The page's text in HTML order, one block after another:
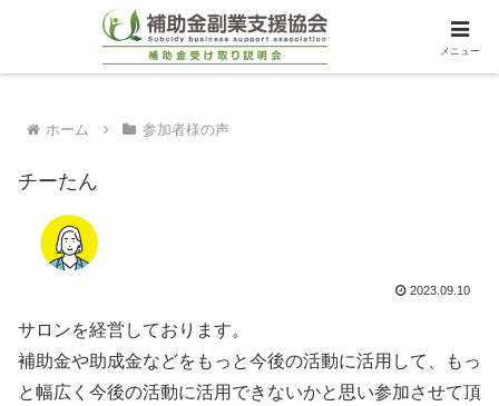
ホーム 参加者様の声
チーたん
2023.09.10
サロンを経営しております。
補助金や助成金などをもっと今後の活動に活用して、もっ
と幅広く今後の活動に活用できないかと思い参加させて頂
メニュー